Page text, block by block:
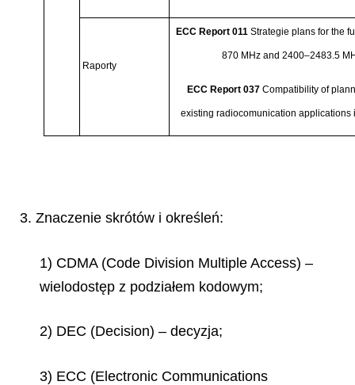
Raporty
ECC Report 011 Strategie plans for the
870 MHz and 2400–2483.5
ECC Report 037 Compatibility of
existing radiocomunication applications
3. Znaczenie skrótów i określeń:
1) CDMA (Code Division Multiple Access) –
wielodostęp z podziałem kodowym;
2) DEC (Decision) – decyzja;
3) ECC (Electronic Communications